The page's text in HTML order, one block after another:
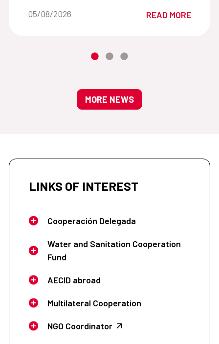
Date of the news::
05/08/2026 READ MORE
MORE NEWS
LINKS OF INTEREST
Cooperación Delegada
Water and Sanitation Cooperation
Fund
AECID abroad
Multilateral Cooperation
NGO Coordinator